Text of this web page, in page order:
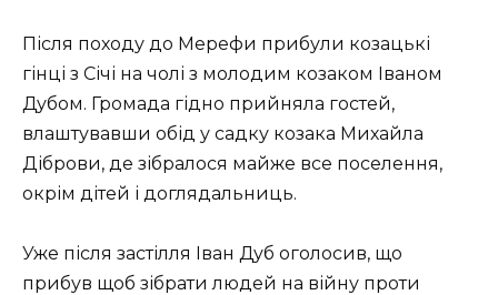
Після походу до Мерефи прибули козацькі
гінці з Січі на чолі з молодим козаком Іваном
Дубом. Громада гідно прийняла гостей,
влаштувавши обід у садку козака Михайла
Діброви, де зібралося майже все поселення,
окрім дітей і доглядальниць.
Уже після застілля Іван Дуб оголосив, що
прибув щоб зібрати людей на війну проти